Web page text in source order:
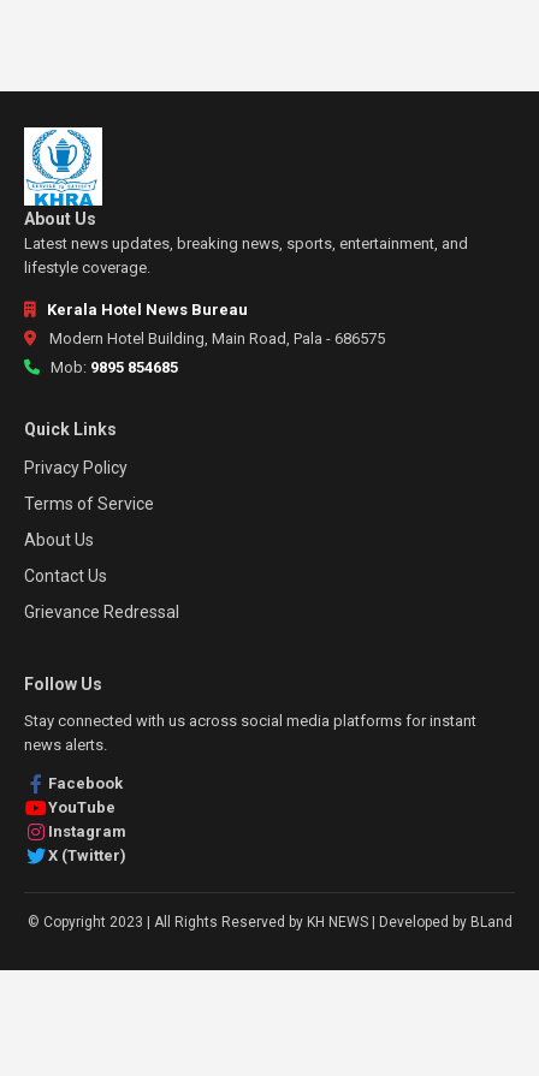
About Us
Latest news updates, breaking news, sports, entertainment, and
lifestyle coverage.
Kerala Hotel News Bureau
Modern Hotel Building, Main Road, Pala - 686575
Mob: 9895 854685
Quick Links
Privacy Policy
Terms of Service
About Us
Contact Us
Grievance Redressal
Follow Us
Stay connected with us across social media platforms for instant
news alerts.
Facebook
YouTube
Instagram
X (Twitter)
© Copyright 2023 | All Rights Reserved by KH NEWS | Developed by BLand